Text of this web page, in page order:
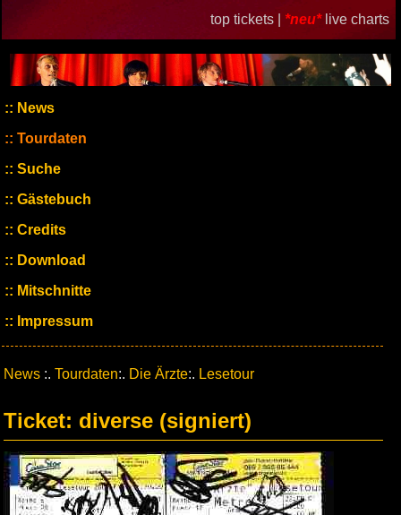
top tickets | *neu* live charts
News
Tourdaten
Suche
Gästebuch
Credits
Download
Mitschnitte
Impressum
News :. Tourdaten:. Die Ärzte:. Lesetour
Ticket: diverse (signiert)